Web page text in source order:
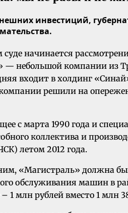
инвестиций,
начинается
небольшой компании из
входит в холдинг
решили на
с марта 1990 года и
коллектива и
летом 2012 года.
«Магистраль» должна
обслуживания машин в
1 млн рублей вместо 1 млн